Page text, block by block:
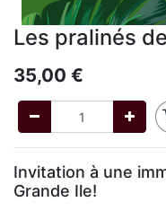
Les pralinés
35,00 €
Invitation à une
Grande Ile!